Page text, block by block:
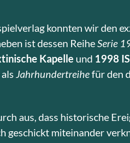
konnten wir den
ist dessen ReiheSerie
Kapelle und 1998
Jahrhundertreihefür den
aus, dass historische
geschickt miteinander